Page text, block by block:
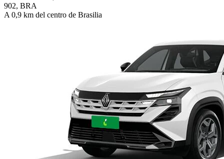
902, BRA
A 0,9 km del centro de Brasilia